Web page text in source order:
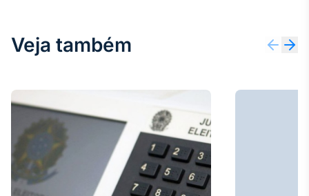
Tokenização
de ativos
Em breve
Veja também